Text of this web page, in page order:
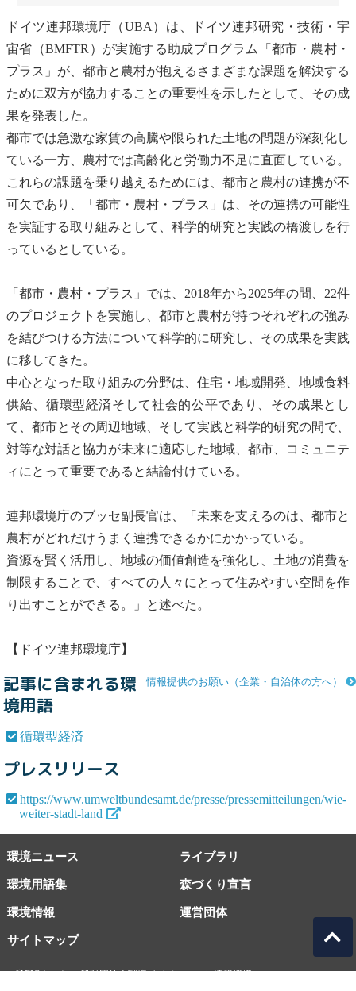
ドイツ連邦環境庁（UBA）は、ドイツ連邦研究・技術・宇
宙省（BMFTR）が実施する助成プログラム「都市・農村・
プラス」が、都市と農村が抱えるさまざまな課題を解決する
ために双方が協力することの重要性を示したとして、その成
果を発表した。
都市では急激な家賃の高騰や限られた土地の問題が深刻化し
ている一方、農村では高齢化と労働力不足に直面している。
これらの課題を乗り越えるためには、都市と農村の連携が不
可欠であり、「都市・農村・プラス」は、その連携の可能性
を実証する取り組みとして、科学的研究と実践の橋渡しを行
っているとしている。
「都市・農村・プラス」では、2018年から2025年の間、22件
のプロジェクトを実施し、都市と農村が持つそれぞれの強み
を結びつける方法について科学的に研究し、その成果を実践
に移してきた。
中心となった取り組みの分野は、住宅・地域開発、地域食料
供給、 循環型経済そして社会的公平であり、その成果とし
て、都市とその周辺地域、そして実践と科学的研究の間で、
対等な対話と協力が未来に適応した地域、都市、コミュニテ
ィにとって重要であると結論付けている。
連邦環境庁のブッセ副長官は、「未来を支えるのは、都市と
農村がどれだけうまく連携できるかにかかっている。
資源を賢く活用し、地域の価値創造を強化し、土地の消費を
制限することで、すべての人々にとって住みやすい空間を作
り出すことができる。」と述べた。
【ドイツ連邦環境庁】
情報提供のお願い（企業・自治体の方へ）
記事に含まれる環
境用語
循環型経済
プレスリリース
https://www.umweltbundesamt.de/presse/pressemitteilungen/wie-
weiter-stadt-land
環境ニュース ライブラリ
環境用語集 森づくり宣言
環境情報
サイトマップ
運営団体
EICネット 一般財団法人環境イノベーション情報機構